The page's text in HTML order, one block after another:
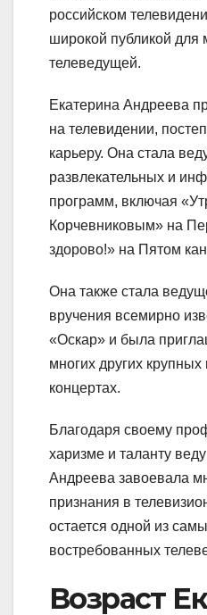
российском
широкой публикой для
телеведущей.
Екатерина Андреева
на телевидении,
карьеру. Она стала
развлекательных и
программ, включая
Корчевниковым» на
здорово!» на Пятом
Она также стала
вручения всемирно
«Оскар» и была
многих других
концертах.
Благодаря своему
харизме и таланту
Андреева завоевала
признания в
остается одной из
востребованных
Возраст